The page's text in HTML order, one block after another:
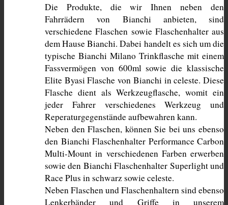
Die Produkte, die wir Ihnen neben den
Fahrrädern von Bianchi anbieten, sind
verschiedene Flaschen sowie Flaschenhalter aus
dem Hause Bianchi. Dabei handelt es sich um die
typische Bianchi Milano Trinkflasche mit einem
Fassvermögen von 600ml sowie die klassische
Elite Byasi Flasche von Bianchi in celeste. Diese
Flasche dient als Werkzeugflasche, womit ein
jeder Fahrer verschiedenes Werkzeug und
Reperaturgegenstände aufbewahren kann.
Neben den Flaschen, können Sie bei uns ebenso
den Bianchi Flaschenhalter Performance Carbon
Multi-Mount in verschiedenen Farben erwerben
sowie den Bianchi Flaschenhalter Superlight und
Race Plus in schwarz sowie celeste.
Neben Flaschen und Flaschenhaltern sind ebenso
Lenkerbänder und Griffe in unserem